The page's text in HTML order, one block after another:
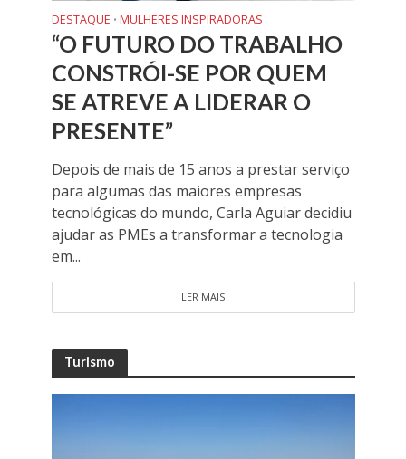
DESTAQUE • MULHERES INSPIRADORAS
“O FUTURO DO TRABALHO
CONSTRÓI-SE POR QUEM
SE ATREVE A LIDERAR O
PRESENTE”
Depois de mais de 15 anos a prestar serviço
para algumas das maiores empresas
tecnológicas do mundo, Carla Aguiar decidiu
ajudar as PMEs a transformar a tecnologia
em...
LER MAIS
Turismo